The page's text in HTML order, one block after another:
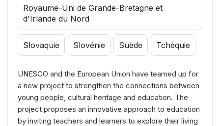
Royaume-Uni de Grande-Bretagne et
d'Irlande du Nord
Slovaquie Slovénie Suède Tchéquie
UNESCO and the European Union have teamed up for
a new project to strengthen the connections between
young people, cultural heritage and education. The
project proposes an innovative approach to education
by inviting teachers and learners to explore their living